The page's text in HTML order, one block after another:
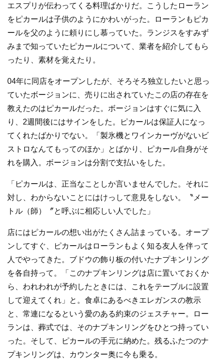
エスプリが伝わってくる料理ばかりだ。こうしたローラン
をピカールは子供のようにかわいがった。ローランもピカ
ールを父のように頼りにし慕っていた。ランジスをすみず
みまで知っていたピカールについて、業者を紹介してもら
ったり、素材を覚えたり。
04年に同店をオープンしたが、そろそろ独立したいと思っ
ていたボージョンに、売りに出されていたこの店の存在を
教えたのはピカールだった。ボージョンはすぐに気に入
り、2週間後にはサインをした。ピカールは保証人になっ
てくれたばかりでない。「製氷機とワインカーヴがないビ
ストロなんてもってのほか」とばかり、ピカール自身がそ
れを購入。ボージョンは分割で支払いをした。
「ピカールは、正当なことしか言いませんでした。それに
対し、わからないことにはけっして意見をしない。〝メー
トル（師）〞と呼ぶに相応しい人でした」
店にはピカールの想い出がたくさん詰まっている。オープ
ンしてすぐ、ピカールはローランもよく知る友人を伴って
人でやってきた。ブドウの飾り板の付いたナプキンリング
を各自持って。「このナプキンリングは店に置いておくか
ら、われわれが予約したときには、これをテーブルに設置
して迎えてくれ」と。食卓にあるべきエレガンスの教示
と、常連になるという愛のある約束のジェスチャー。ロー
ランは、葬式では、そのナプキンリングをひとつ持ってい
った。そして、ピカールの手元に納めた。残るふたつのナ
プキンリングは、カウンター奥に今も乗る。